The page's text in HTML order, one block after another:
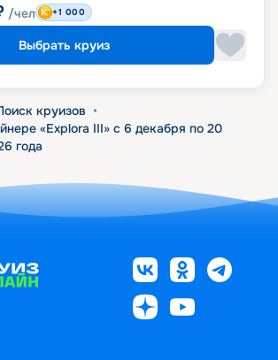
/чел +1 000
Выбрать круиз
круизов •
«Explora III» с 6 декабря по 20
года